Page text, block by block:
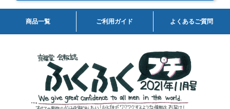
商品一覧 ご利用ガイド よくあるご質問